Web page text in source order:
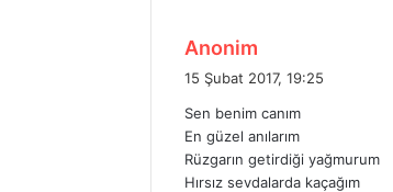
Anonim
k
i
15 Şubat 2017, 19:25
Sen benim canım
En güzel anılarım
Rüzgarın getirdiği yağmurum
Hırsız sevdalarda kaçağım